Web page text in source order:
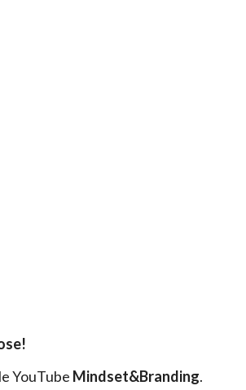
YouTube Mindset&Branding.